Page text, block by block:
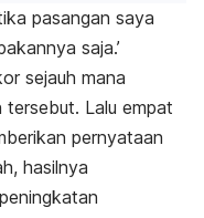
pasangan saya
saja.’
sejauh mana
Lalu empat
pernyataan
hasilnya